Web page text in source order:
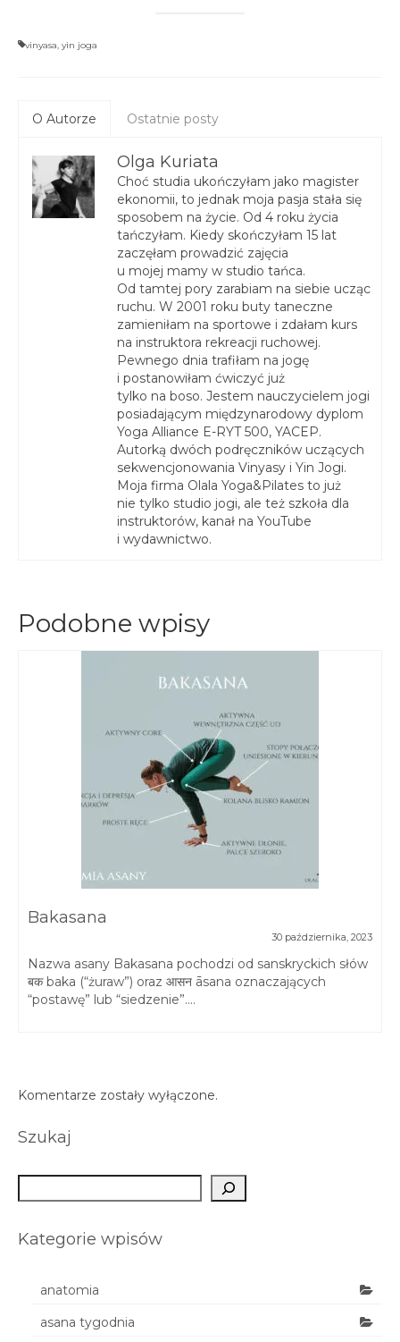
vinyasa, yin joga
O Autorze Ostatnie posty
Olga Kuriata
Choć studia ukończyłam jako magister
ekonomii, to jednak moja pasja stała się
sposobem na życie. Od 4 roku życia
tańczyłam. Kiedy skończyłam 15 lat
zaczęłam prowadzić zajęcia
u mojej mamy w studio tańca.
Od tamtej pory zarabiam na siebie ucząc
ruchu. W 2001 roku buty taneczne
zamieniłam na sportowe i zdałam kurs
na instruktora rekreacji ruchowej.
Pewnego dnia trafiłam na jogę
i postanowiłam ćwiczyć już
tylko na boso. Jestem nauczycielem jogi
posiadającym międzynarodowy dyplom
Yoga Alliance E-RYT 500, YACEP.
Autorką dwóch podręczników uczących
sekwencjonowania Vinyasy i Yin Jogi.
Moja firma Olala Yoga&Pilates to już
nie tylko studio jogi, ale też szkoła dla
instruktorów, kanał na YouTube
i wydawnictwo.
Podobne wpisy
Bakasana
30 października, 2023
Nazwa asany Bakasana pochodzi od sanskryckich słów
बक baka (“żuraw”) oraz आसन āsana oznaczających
“postawę” lub “siedzenie”....
Komentarze zostały wyłączone.
Szukaj
Kategorie wpisów
anatomia
asana tygodnia